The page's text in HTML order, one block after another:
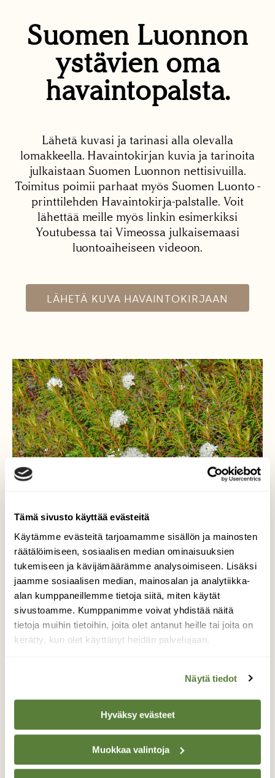
Tämä sivusto käyttää evästeitä
Käytämme evästeitä tarjoamamme sisällön ja mainosten
räätälöimiseen, sosiaalisen median ominaisuuksien
tukemiseen ja kävijämäärämme analysoimiseen. Lisäksi
jaamme sosiaalisen median, mainosalan ja analytiikka-
alan kumppaneillemme tietoja siitä, miten käytät
sivustoamme. Kumppanimme voivat yhdistää näitä
tietoja muihin tietoihin, joita olet antanut heille tai joita on
kerätty, kun olet käyttänyt heidän palvelujaan.
Näytä tiedot
Hyväksy evästeet
Muokkaa valintoja
Suomen Luonnon
ystävien oma
havaintopalsta.
Lähetä kuvasi ja tarinasi alla olevalla
lomakkeella. Havaintokirjan kuvia ja tarinoita
julkaistaan Suomen Luonnon nettisivuilla.
Toimitus poimii parhaat myös Suomen Luonto -
printtilehden Havaintokirja-palstalle. Voit
lähettää meille myös linkin esimerkiksi
Youtubessa tai Vimeossa julkaisemaasi
luontoaiheiseen videoon.
LÄHETÄ KUVA HAVAINTOKIRJAAN
Suopursut
Alkavat olla jo täydessä kukassa.
kansallispuisto Toukokuu
TAKAISIN LISTAAN